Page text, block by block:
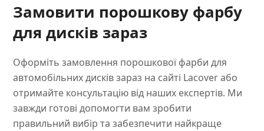
Замовити порошкову фарбу
для дисків зараз
Оформіть замовлення порошкової фарби для
автомобільних дисків зараз на сайті Lacover або
отримайте консультацію від наших експертів. Ми
завжди готові допомогти вам зробити
правильний вибір та забезпечити найкраще